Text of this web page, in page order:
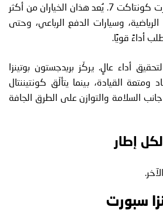
سبورت وكونتيننتال سبورت كونتاكت 7. يُعد هذان الخياران من أكثر
وسيارات الدفع الرباعي، وحتى
أداءً قويًا.
أداء عالٍ. يركّز بريدجستون بوتينزا
القيادة، بينما يتألّق كونتيننتال
7 في جانب السلامة والتوازن على الطرق الجافة
لكل إطار
سبورت